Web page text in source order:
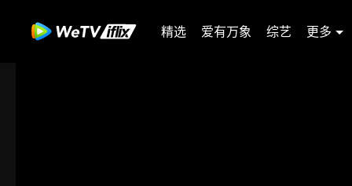
精选 爱有万象 综艺 更多